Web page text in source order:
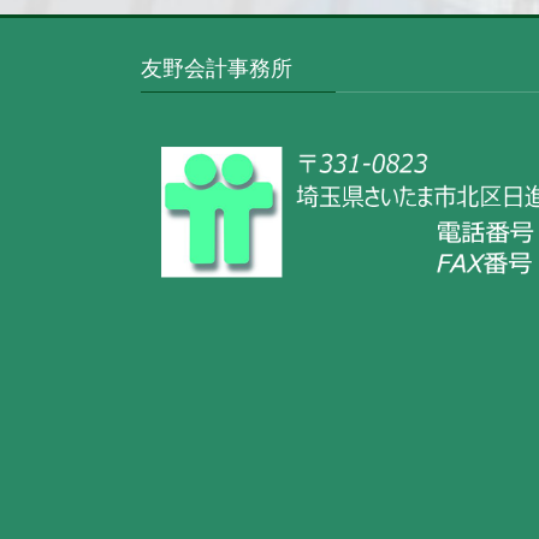
友野会計事務所